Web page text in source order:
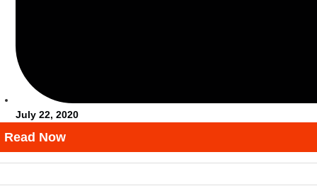
July 22, 2020
Read Now